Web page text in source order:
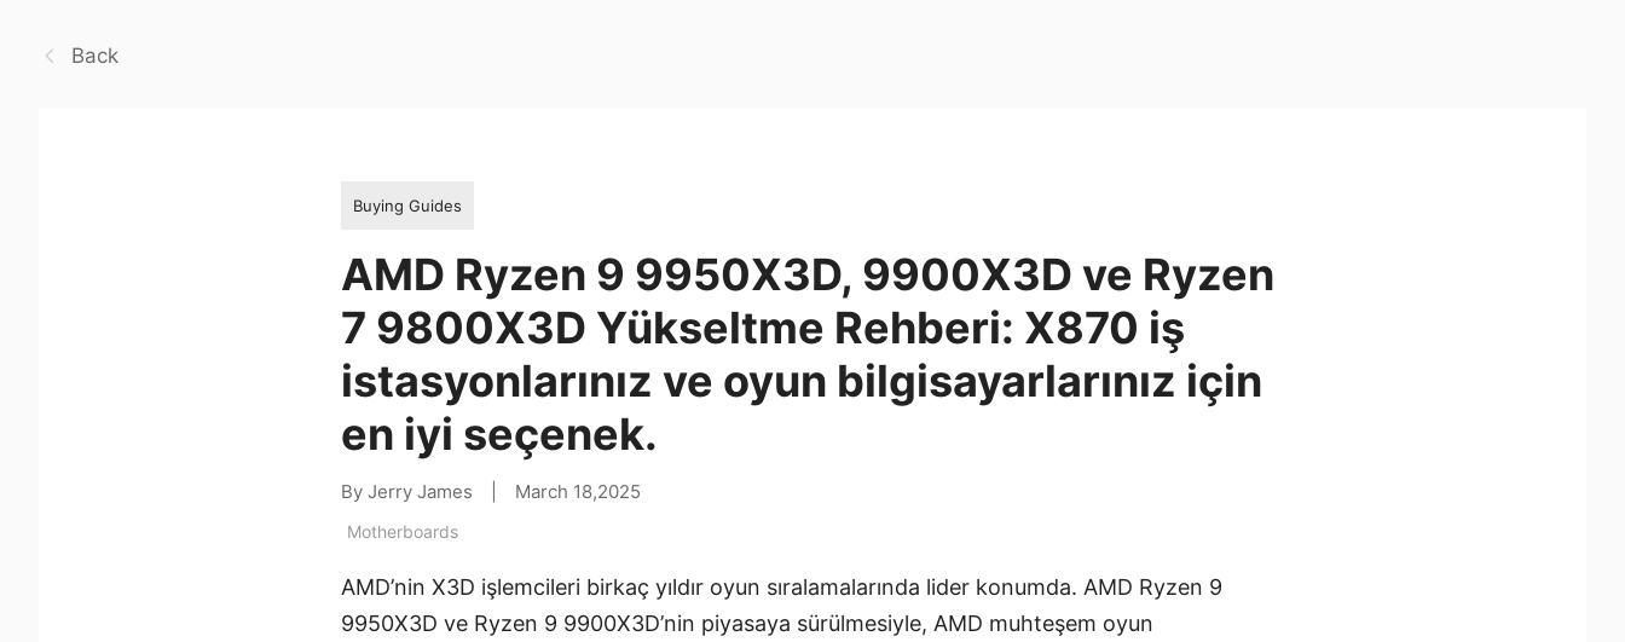
Back
Buying Guides
AMD Ryzen 9 9950X3D, 9900X3D ve Ryzen
7 9800X3D Yükseltme Rehberi: X870 iş
istasyonlarınız ve oyun bilgisayarlarınız için
en iyi seçenek.
By Jerry James March 18,2025
Motherboards
AMD’nin X3D işlemcileri birkaç yıldır oyun sıralamalarında lider konumda. AMD Ryzen 9
9950X3D ve Ryzen 9 9900X3D’nin piyasaya sürülmesiyle, AMD muhteşem oyun